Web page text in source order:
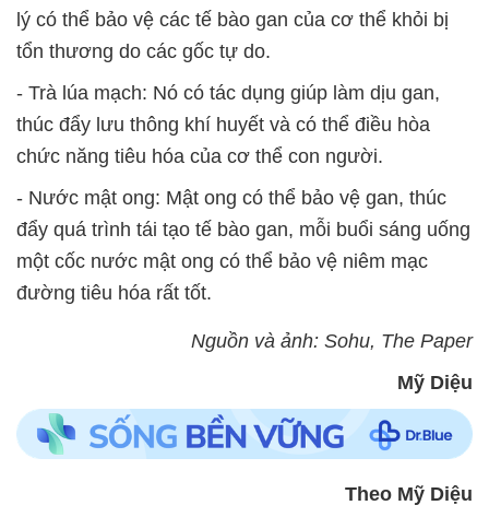
lý có thể bảo vệ các tế bào gan của cơ thể khỏi bị
tổn thương do các gốc tự do.
- Trà lúa mạch: Nó có tác dụng giúp làm dịu gan,
thúc đẩy lưu thông khí huyết và có thể điều hòa
chức năng tiêu hóa của cơ thể con người.
- Nước mật ong: Mật ong có thể bảo vệ gan, thúc
đẩy quá trình tái tạo tế bào gan, mỗi buổi sáng uống
một cốc nước mật ong có thể bảo vệ niêm mạc
đường tiêu hóa rất tốt.
Nguồn và ảnh: Sohu, The Paper
Mỹ Diệu
Theo Mỹ Diệu